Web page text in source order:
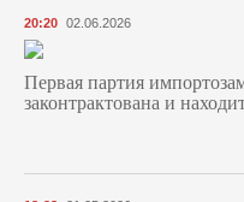
20:20 02.06.2026
Первая партия
законтрактована и